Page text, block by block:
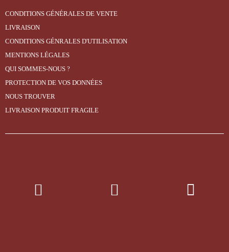
CONDITIONS GÉNÉRALES DE VENTE
LIVRAISON
CONDITIONS GÉNRALES D'UTILISATION
MENTIONS LÉGALES
QUI SOMMES-NOUS ?
PROTECTION DE VOS DONNÉES
NOUS TROUVER
LIVRAISON PRODUIT FRAGILE